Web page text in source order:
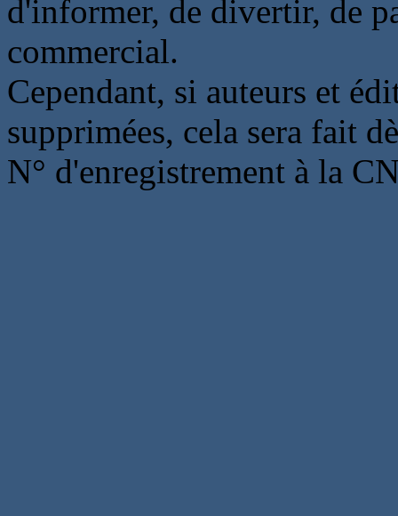
d'informer, de divertir, de
commercial.
Cependant, si auteurs et
supprimées, cela sera fait
N° d'enregistrement à la